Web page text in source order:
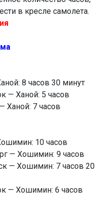
в кресле самолета.
8 часов 30 минут
— Ханой: 5 часов
Ханой: 7 часов
10 часов
— Хошимин: 9 часов
— Хошимин: 7 часов 20
— Хошимин: 6 часов